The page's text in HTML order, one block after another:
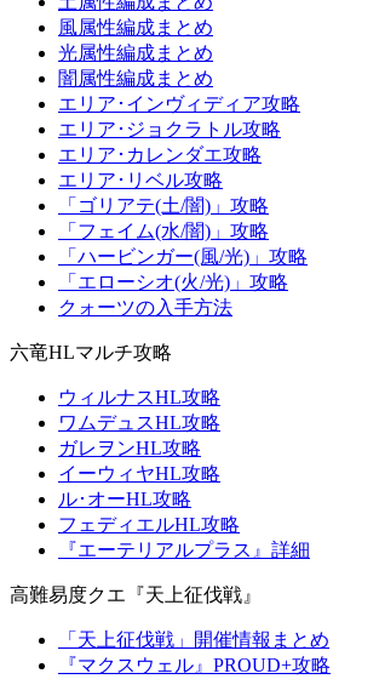
風属性編成まとめ
光属性編成まとめ
闇属性編成まとめ
エリア･インヴィディア攻略
エリア･ジョクラトル攻略
エリア･カレンダエ攻略
エリア･リベル攻略
「ゴリアテ(土/闇)」攻略
「フェイム(水/闇)」攻略
「ハービンガー(風/光)」攻略
「エローシオ(火/光)」攻略
クォーツの入手方法
六竜HLマルチ攻略
ウィルナスHL攻略
ワムデュスHL攻略
ガレヲンHL攻略
イーウィヤHL攻略
ル･オーHL攻略
フェディエルHL攻略
『エーテリアルプラス』詳細
高難易度クエ『天上征伐戦』
「天上征伐戦」開催情報まとめ
『マクスウェル』PROUD+攻略